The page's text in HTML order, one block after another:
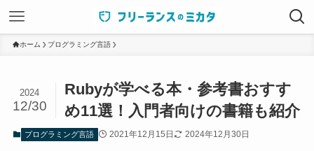
ホーム プログラミング言語
Rubyが学べる本・参考書おすす
め11選！入門者向けの書籍も紹介
2024
12/30
プログラミング言語 2021年12月15日 2024年12月30日